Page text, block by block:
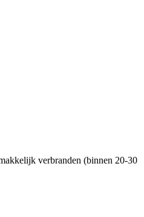
verbranden (binnen 20-30